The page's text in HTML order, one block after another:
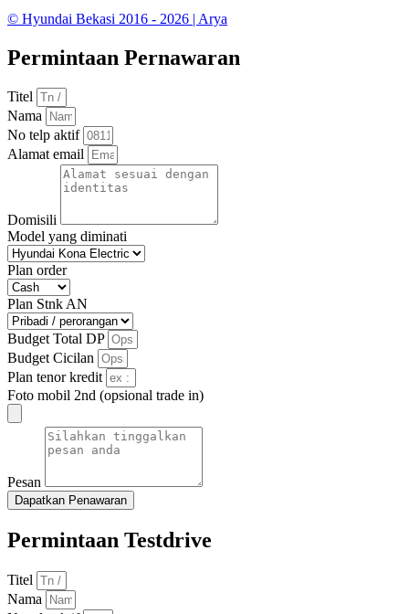
© Hyundai Bekasi 2016 - 2026 | Arya
Permintaan Pernawaran
Titel
Nama
No telp aktif
Alamat email
Domisili
Model yang diminati
Plan order
Plan Stnk AN
Budget Total DP
Budget Cicilan
Plan tenor kredit
Foto mobil 2nd (opsional trade in)
Pesan
Dapatkan Penawaran
Permintaan Testdrive
Titel
Nama